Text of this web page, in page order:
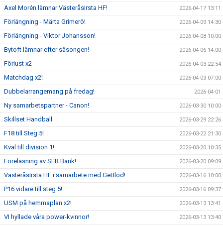
Axel Morén lämnar VästeråsIrsta HF! 2026-04-17 13:11
Förlängning - Märta Grimerö! 2026-04-09 14:30
Förlängning - Viktor Johansson! 2026-04-08 10:00
Bytoft lämnar efter säsongen! 2026-04-06 14:00
Förlust x2 2026-04-03 22:54
Matchdag x2! 2026-04-03 07:00
Dubbelarrangemang på fredag! 2026-04-01
Ny samarbetspartner - Canon! 2026-03-30 10:00
Skillset Handball 2026-03-29 22:26
F18 till Steg 5! 2026-03-22 21:30
Kval till division 1! 2026-03-20 10:35
Föreläsning av SEB Bank! 2026-03-20 09:09
VästeråsIrsta HF i samarbete med GeBlod! 2026-03-16 10:00
P16 vidare till steg 5! 2026-03-16 09:37
USM på hemmaplan x2! 2026-03-13 13:41
VI hyllade våra power-kvinnor! 2026-03-13 13:40